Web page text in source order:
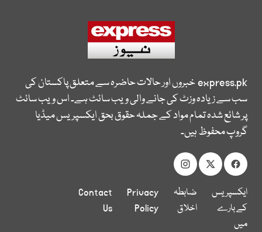
express.pkخبروں اور حالات حاضرہ سے متعلق پاکستان کی
سب سے زیادہ وزٹ کی جانے والی ویب سائٹ ہے۔ اس ویب سائٹ
پر شائع شدہ تمام مواد کے جملہ حقوق بحق ایکسپریس میڈیا
گروپ محفوظ ہیں۔
ایکسپریس
کے بارے
میں
ضابطہ
اخلاق
Privacy
Policy
Contact
Us